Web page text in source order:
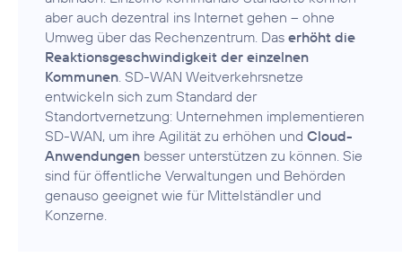
aber auch dezentral ins Internet gehen – ohne
Umweg über das Rechenzentrum. Das erhöht die
Reaktionsgeschwindigkeit der einzelnen
Kommunen. SD-WAN Weitverkehrsnetze
entwickeln sich zum Standard der
Standortvernetzung: Unternehmen implementieren
SD-WAN, um ihre Agilität zu erhöhen und Cloud-
Anwendungen besser unterstützen zu können. Sie
sind für öffentliche Verwaltungen und Behörden
genauso geeignet wie für Mittelständler und
Konzerne.